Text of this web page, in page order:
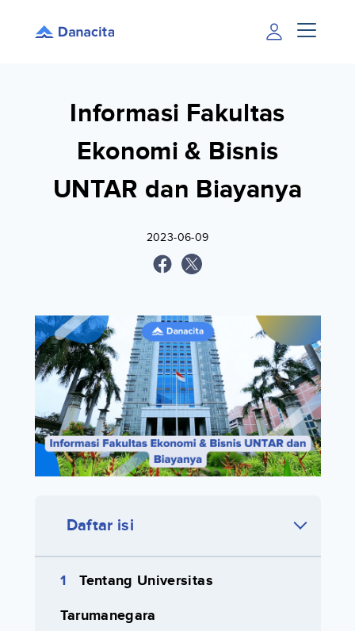
Informasi Fakultas
Ekonomi & Bisnis
UNTAR dan Biayanya
2023-06-09
Daftar isi
Tentang Universitas
Tarumanegara